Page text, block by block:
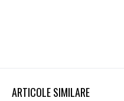
ARTICOLE SIMILARE